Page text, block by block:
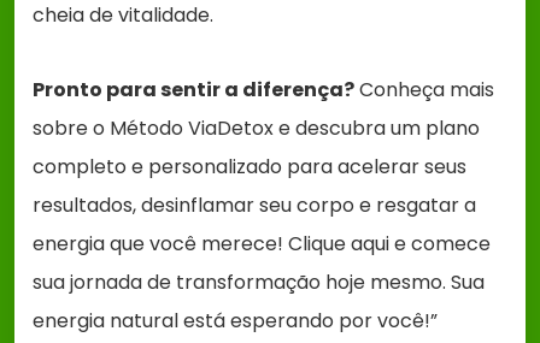
cheia de vitalidade.
Pronto para sentir a diferença?Conheça mais
sobre o Método ViaDetox e descubra um plano
completo e personalizado para acelerar seus
resultados, desinflamar seu corpo e resgatar a
energia que você merece! Clique aqui e comece
sua jornada de transformação hoje mesmo. Sua
energia natural está esperando por você!”